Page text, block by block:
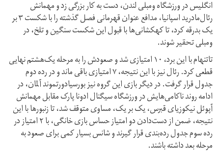
انگلیس در ورزشگاه ومبلی لندن، دست به کار بزرگی زد و مهمانش
رئال‌مادرید اسپانیا، مدافع عنوان قهرمانی فصل گذشته را با شکست ۳ بر
یک بدرقه کرد، تا کهکشانی‌ها با قبول این شکست سنگین و تلخ، در
ومبلی تحقیر شوند.
تاتنهام با این برد، ۱۰ امتیازی شد و صعودش را به مرحله یک‌هشتم نهایی
قطعی کرد. رئال نیز با این نتیجه، ۷ امتیازی باقی ماند و در رده دوم
جدول قرار گرفت. در دیگر بازی این گروه نیز بورسیادورتموند آلمان، در
ادامه روند ناکامی‌هایش در ورزشگاه سیگنال ادونا پارک مقابل مهمانش
آپوئل نیکوزیای قبرس، یک‌ بر یک، مساوی متوقف شد، تا زنبورها با این
نتیجه، ضمن از دست‌دادن دو امتیاز حساس بازی خانگی، با ۲ امتیاز در
رده سوم جدول رده‌بندی قرار گیرند و شانس بسیار کمی برای صعود به
مرحله بعد داشته باشند.